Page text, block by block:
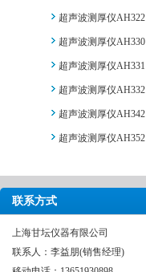
超声波测厚仪AH322
超声波测厚仪AH330
超声波测厚仪AH331
超声波测厚仪AH332
超声波测厚仪AH342
超声波测厚仪AH352
联系方式
上海甘坛仪器有限公司
联系人：李益朋(销售经理)